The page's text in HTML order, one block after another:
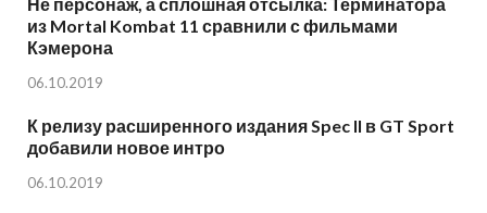
из Mortal Kombat 11 сравнили с фильмами
Кэмерона
06.10.2019
К релизу расширенного издания Spec II в GT Sport
добавили новое интро
06.10.2019